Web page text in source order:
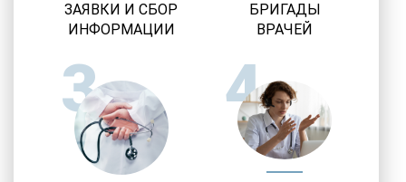
ЗАЯВКИ И СБОР
ИНФОРМАЦИИ
БРИГАДЫ
ВРАЧЕЙ
3 4